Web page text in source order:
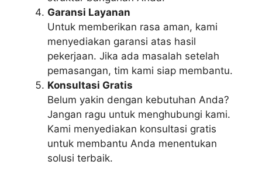
Garansi Layanan
Untuk memberikan rasa aman, kami
menyediakan garansi atas hasil
pekerjaan. Jika ada masalah setelah
pemasangan, tim kami siap membantu.
Konsultasi Gratis
Belum yakin dengan kebutuhan Anda?
Jangan ragu untuk menghubungi kami.
Kami menyediakan konsultasi gratis
untuk membantu Anda menentukan
solusi terbaik.